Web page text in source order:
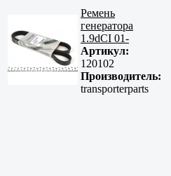
Ремень
генератора
1.9dCI 01-
Артикул:
120102
Производитель:
transporterparts